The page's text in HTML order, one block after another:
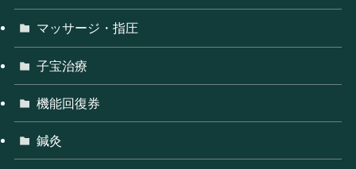
マッサージ・指圧
子宝治療
機能回復券
鍼灸